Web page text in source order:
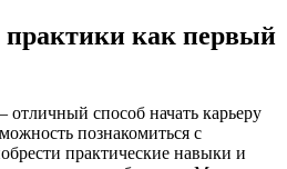
как первый
способ начать карьеру
познакомиться с
практические навыки и